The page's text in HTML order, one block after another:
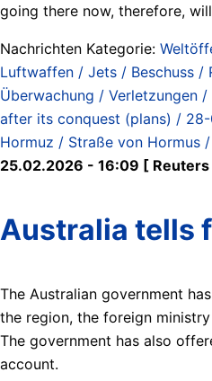
going there now, therefore,
Nachrichten Kategorie:
Luftwaffen / Jets / Beschuss /
Überwachung / Verletzungen
after its conquest (plans) / 28-
Hormuz / Straße von Hormus
25.02.2026 - 16:09 [ Reuters
Australia tells
The Australian government
the region, the foreign ministry
The government has also
account.